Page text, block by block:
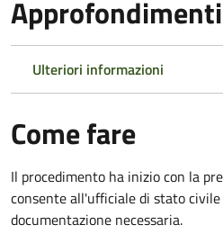
Approfondimenti
Ulteriori informazioni
Come fare
Il procedimento ha inizio con la
consente all'ufficiale di stato
documentazione necessaria.